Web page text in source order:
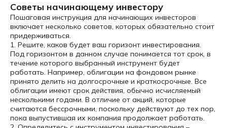
Советы начинающему инвестору
Пошаговая инструкция для начинающих инвесторов
включает несколько советов, которых обязательно стоит
придерживаться.
1. Решите, каков будет ваш горизонт инвестирования.
Под горизонтом в данном случае понимается тот срок, в
течение которого выбранный инструмент будет
работать. Например, облигации на фондовом рынке
принято делить на долгосрочные и краткосрочные. Все
облигации имеют срок действия, обычно исчисляемый
несколькими годами. В отличие от акций, которые
считаются бессрочными, поскольку действуют до тех пор,
пока выпустившая их компания продолжает работать.